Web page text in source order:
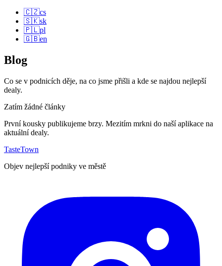
🇨🇿cs
🇸🇰sk
🇵🇱pl
🇬🇧en
Blog
Co se v podnicích děje, na co jsme přišli a kde se najdou nejlepší
dealy.
Zatím žádné články
První kousky publikujeme brzy. Mezitím mrkni do naší aplikace na
aktuální dealy.
TasteTown
Objev nejlepší podniky ve městě